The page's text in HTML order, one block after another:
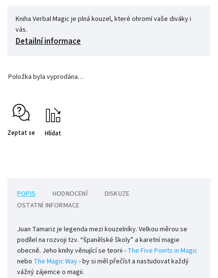
Kniha Verbal Magic je plná kouzel, které ohromí vaše diváky i
vás.
Detailní informace
Položka byla vyprodána…
Zeptat se Hlídat
POPIS HODNOCENÍ
DISKUZE
OSTATNÍ INFORMACE
Juan Tamariz je legenda mezi kouzelníky. Velkou měrou se
podílel na rozvoji tzv. “španělské školy” a karetní magie
obecně. Jeho knihy věnující se teorii - The Five Points in Magic
nebo The Magic Way- by si měl přečíst a nastudovat každý
vážný zájemce o magii.